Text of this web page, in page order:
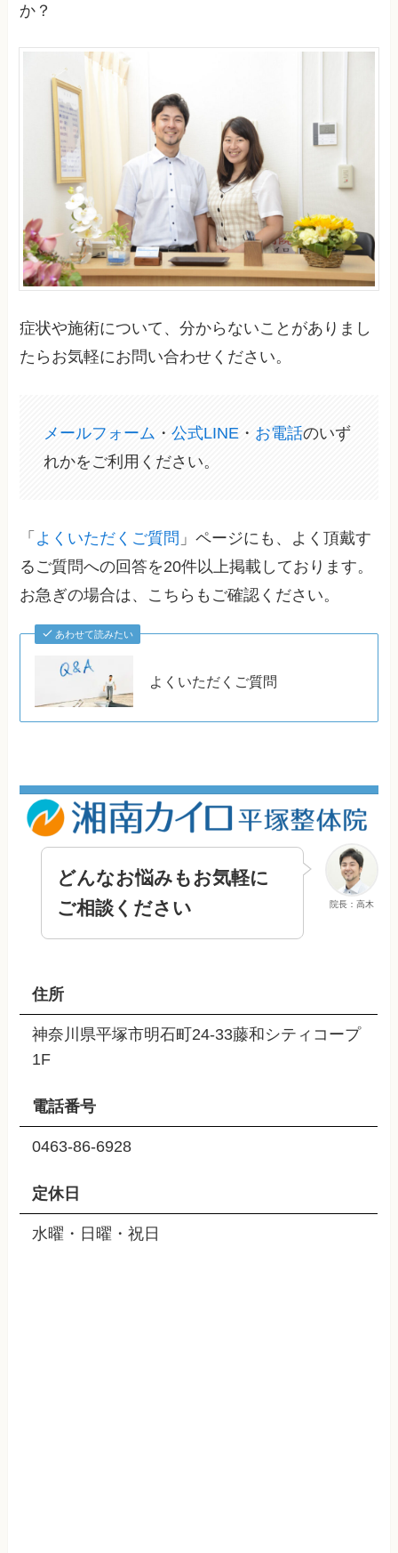
か？
症状や施術について、分からないことがありまし
たらお気軽にお問い合わせください。
メールフォーム ・公式LINE ・ お電話のいず
れかをご利用ください。
「 よくいただくご質問 」ページにも、よく頂戴す
るご質問への回答を20件以上掲載しております。
お急ぎの場合は、こちらもご確認ください。
あわせて読みたい
よくいただくご質問
院長：高木
どんなお悩みもお気軽に
ご相談ください
住所
神奈川県平塚市明石町24-33藤和シティコープ
1F
電話番号
0463-86-6928
定休日
水曜・日曜・祝日